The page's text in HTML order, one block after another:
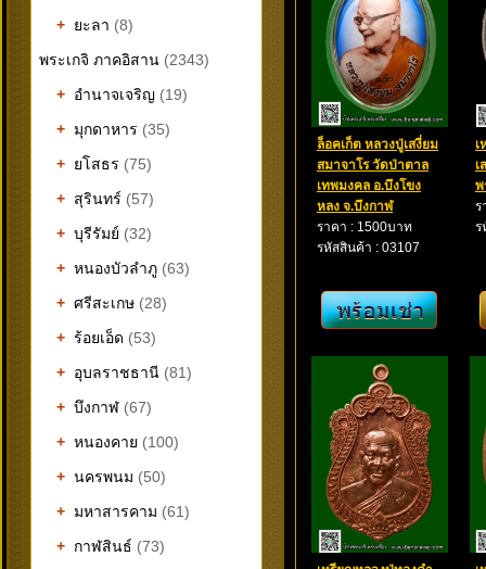
+ ยะลา (8)
พระเกจิ ภาคอิสาน (2343)
+ อำนาจเจริญ (19)
+ มุกดาหาร (35)
+ ยโสธร (75)
+ สุรินทร์ (57)
+ บุรีรัมย์ (32)
+ หนองบัวลำภู (63)
+ ศรีสะเกษ (28)
+ ร้อยเอ็ด (53)
+ อุบลราชธานี (81)
+ บึงกาฬ (67)
+ หนองคาย (100)
+ นครพนม (50)
+ มหาสารคาม (61)
+ กาฬสินธ์ (73)
ล็อคเก็ต หลวงปู่เสงี่ยม
สมาจาโร วัดป่าตาล
เทพมงคล อ.บึงโขง
หลง จ.บึงกาฬ
ราคา : 1500บาท
รหัสสินค้า : 03107
เ
เ
พ
ร
ร